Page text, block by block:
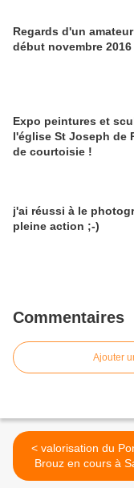
Regards d'un amateur sur
début novembre 2016
Expo peintures et
l'église St Joseph de
de courtoisie !
j'ai réussi à le
pleine action ;-)
Commentaires
Ajouter
< valorisation du Pont du
Brouz en cours à
Gérand !